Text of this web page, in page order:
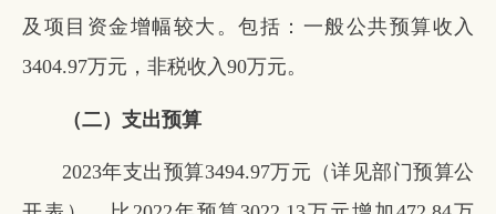
及项目资金增幅较大。包括：一般公共预算收入
3404.97万元，非税收入90万元。
（二）支出预算
2023年支出预算3494.97万元（详见部门预算公